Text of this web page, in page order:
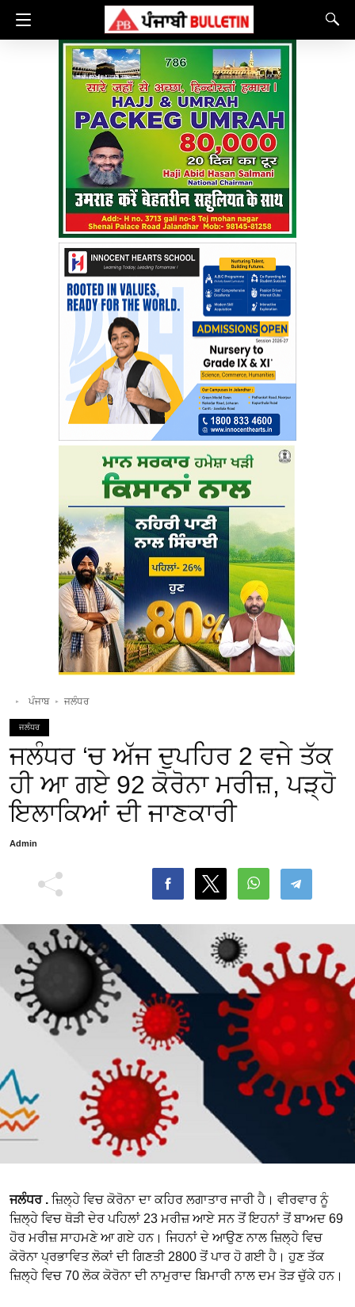
ਪੰਜਾਬ ਜਲੰਧਰ
ਜਲੰਧਰ
ਜਲੰਧਰ ‘ਚ ਅੱਜ ਦੁਪਹਿਰ 2 ਵਜੇ ਤੱਕ
ਹੀ ਆ ਗਏ 92 ਕੋਰੋਨਾ ਮਰੀਜ਼, ਪੜ੍ਹੋ
ਇਲਾਕਿਆਂ ਦੀ ਜਾਣਕਾਰੀ
Admin
ਜਲੰਧਰ . ਜ਼ਿਲ੍ਹੇ ਵਿਚ ਕੋਰੋਨਾ ਦਾ ਕਹਿਰ ਲਗਾਤਾਰ ਜਾਰੀ ਹੈ। ਵੀਰਵਾਰ ਨੂੰ
ਜ਼ਿਲ੍ਹੇ ਵਿਚ ਥੋੜੀ ਦੇਰ ਪਹਿਲਾਂ 23 ਮਰੀਜ਼ ਆਏ ਸਨ ਤੋਂ ਇਹਨਾਂ ਤੋਂ ਬਾਅਦ 69
ਹੋਰ ਮਰੀਜ਼ ਸਾਹਮਣੇ ਆ ਗਏ ਹਨ। ਜਿਹਨਾਂ ਦੇ ਆਉਣ ਨਾਲ ਜ਼ਿਲ੍ਹੇ ਵਿਚ
ਕੋਰੋਨਾ ਪ੍ਰਭਾਵਿਤ ਲੋਕਾਂ ਦੀ ਗਿਣਤੀ 2800 ਤੋਂ ਪਾਰ ਹੋ ਗਈ ਹੈ। ਹੁਣ ਤੱਕ
ਜ਼ਿਲ੍ਹੇ ਵਿਚ 70 ਲੋਕ ਕੋਰੋਨਾ ਦੀ ਨਾਮੁਰਾਦ ਬਿਮਾਰੀ ਨਾਲ ਦਮ ਤੋੜ ਚੁੱਕੇ ਹਨ।